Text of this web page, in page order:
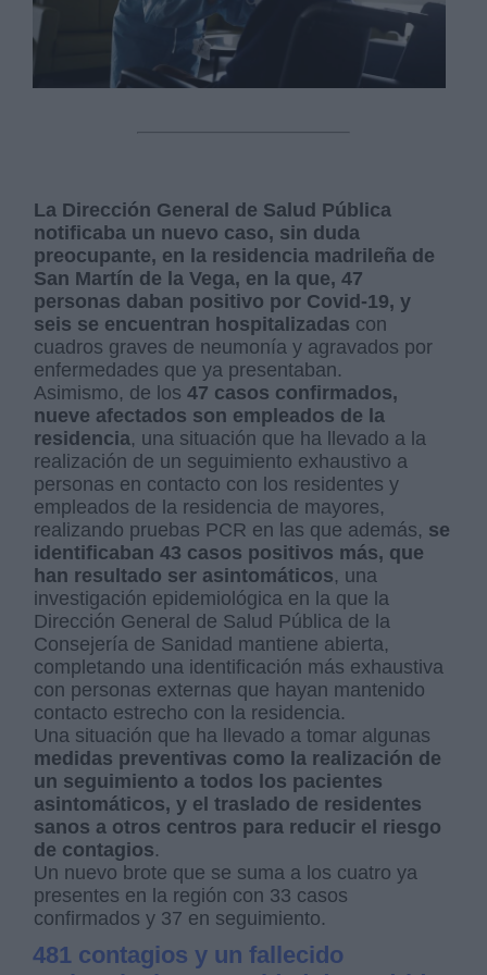
La Dirección General de Salud Pública
notificaba un nuevo caso, sin duda
preocupante, en la residencia madrileña de
San Martín de la Vega, en la que, 47
personas daban positivo por Covid-19, y
seis se encuentran hospitalizadas con
cuadros graves de neumonía y agravados por
enfermedades que ya presentaban.
Asimismo, de los47 casos confirmados,
nueve afectados son empleados de la
residencia, una situación que ha llevado a la
realización de un seguimiento exhaustivo a
personas en contacto con los residentes y
empleados de la residencia de mayores,
realizando pruebas PCR en las que además, se
identificaban 43 casos positivos más, que
han resultado ser asintomáticos, una
investigación epidemiológica en la que la
Dirección General de Salud Pública de la
Consejería de Sanidad mantiene abierta,
completando una identificación más exhaustiva
con personas externas que hayan mantenido
contacto estrecho con la residencia.
Una situación que ha llevado a tomar algunas
medidas preventivas como la realización de
un seguimiento a todos los pacientes
asintomáticos, y el traslado de residentes
sanos a otros centros para reducir el riesgo
de contagios.
Un nuevo brote que se suma a los cuatro ya
presentes en la región con 33 casos
confirmados y 37 en seguimiento.
481 contagios y un fallecido